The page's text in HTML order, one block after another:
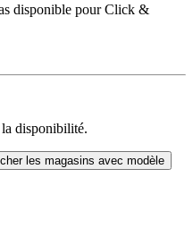
disponible pour Click &
disponibilité.
les magasins avec modèle